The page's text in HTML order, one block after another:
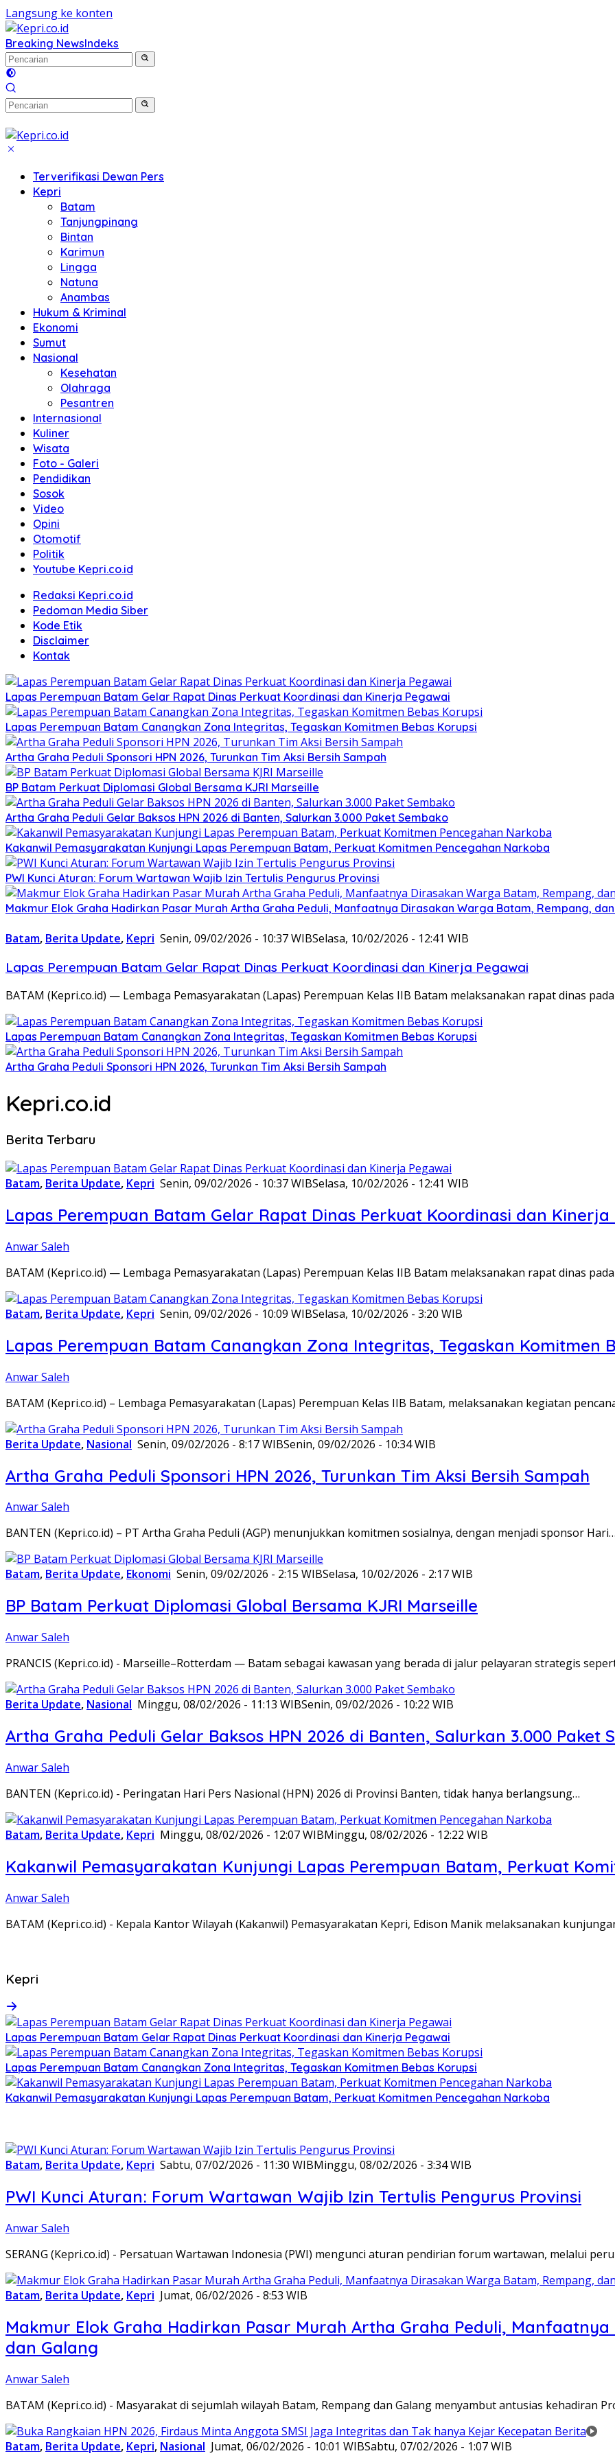
Langsung ke konten
Breaking NewsIndeks
Terverifikasi Dewan Pers
Kepri
Batam
Tanjungpinang
Bintan
Karimun
Lingga
Natuna
Anambas
Hukum & Kriminal
Ekonomi
Sumut
Nasional
Kesehatan
Olahraga
Pesantren
Internasional
Kuliner
Wisata
Foto - Galeri
Pendidikan
Sosok
Video
Opini
Otomotif
Politik
Youtube Kepri.co.id
Redaksi Kepri.co.id
Pedoman Media Siber
Kode Etik
Disclaimer
Kontak
Lapas Perempuan Batam Gelar Rapat Dinas Perkuat Koordinasi dan Kinerja Pegawai
Lapas Perempuan Batam Canangkan Zona Integritas, Tegaskan Komitmen Bebas Korupsi
Artha Graha Peduli Sponsori HPN 2026, Turunkan Tim Aksi Bersih Sampah
BP Batam Perkuat Diplomasi Global Bersama KJRI Marseille
Artha Graha Peduli Gelar Baksos HPN 2026 di Banten, Salurkan 3.000 Paket Sembako
Kakanwil Pemasyarakatan Kunjungi Lapas Perempuan Batam, Perkuat Komitmen Pencegahan Narkoba
PWI Kunci Aturan: Forum Wartawan Wajib Izin Tertulis Pengurus Provinsi
Makmur Elok Graha Hadirkan Pasar Murah Artha Graha Peduli, Manfaatnya Dirasakan Warga Batam, Rempang,
Batam, Berita Update, Kepri Senin, 09/02/2026 - 10:37 WIBSelasa, 10/02/2026 - 12:41 WIB
Lapas Perempuan Batam Gelar Rapat Dinas Perkuat Koordinasi dan Kinerja Pegawai
BATAM (Kepri.co.id) — Lembaga Pemasyarakatan (Lapas) Perempuan Kelas IIB Batam melaksanakan rapat dinas
Lapas Perempuan Batam Canangkan Zona Integritas, Tegaskan Komitmen Bebas Korupsi
Artha Graha Peduli Sponsori HPN 2026, Turunkan Tim Aksi Bersih Sampah
Kepri.co.id
Berita Terbaru
Batam, Berita Update, Kepri Senin, 09/02/2026 - 10:37 WIBSelasa, 10/02/2026 - 12:41 WIB
Lapas Perempuan Batam Gelar Rapat Dinas Perkuat Koordinasi dan Kinerja
Anwar Saleh
BATAM (Kepri.co.id) — Lembaga Pemasyarakatan (Lapas) Perempuan Kelas IIB Batam melaksanakan rapat dinas
Batam, Berita Update, Kepri Senin, 09/02/2026 - 10:09 WIBSelasa, 10/02/2026 - 3:20 WIB
Lapas Perempuan Batam Canangkan Zona Integritas, Tegaskan Komitmen
Anwar Saleh
BATAM (Kepri.co.id) – Lembaga Pemasyarakatan (Lapas) Perempuan Kelas IIB Batam, melaksanakan kegiatan
Berita Update, Nasional Senin, 09/02/2026 - 8:17 WIBSenin, 09/02/2026 - 10:34 WIB
Artha Graha Peduli Sponsori HPN 2026, Turunkan Tim Aksi Bersih Sampah
Anwar Saleh
BANTEN (Kepri.co.id) – PT Artha Graha Peduli (AGP) menunjukkan komitmen sosialnya, dengan menjadi sponsor Hari…
Batam, Berita Update, Ekonomi Senin, 09/02/2026 - 2:15 WIBSelasa, 10/02/2026 - 2:17 WIB
BP Batam Perkuat Diplomasi Global Bersama KJRI Marseille
Anwar Saleh
PRANCIS (Kepri.co.id) - Marseille–Rotterdam — Batam sebagai kawasan yang berada di jalur pelayaran strategis
Berita Update, Nasional Minggu, 08/02/2026 - 11:13 WIBSenin, 09/02/2026 - 10:22 WIB
Artha Graha Peduli Gelar Baksos HPN 2026 di Banten, Salurkan 3.000 Paket
Anwar Saleh
BANTEN (Kepri.co.id) - Peringatan Hari Pers Nasional (HPN) 2026 di Provinsi Banten, tidak hanya berlangsung…
Batam, Berita Update, Kepri Minggu, 08/02/2026 - 12:07 WIBMinggu, 08/02/2026 - 12:22 WIB
Kakanwil Pemasyarakatan Kunjungi Lapas Perempuan Batam, Perkuat
Anwar Saleh
BATAM (Kepri.co.id) - Kepala Kantor Wilayah (Kakanwil) Pemasyarakatan Kepri, Edison Manik melaksanakan
Kepri
Lapas Perempuan Batam Gelar Rapat Dinas Perkuat Koordinasi dan Kinerja Pegawai
Lapas Perempuan Batam Canangkan Zona Integritas, Tegaskan Komitmen Bebas Korupsi
Kakanwil Pemasyarakatan Kunjungi Lapas Perempuan Batam, Perkuat Komitmen Pencegahan Narkoba
Batam, Berita Update, Kepri Sabtu, 07/02/2026 - 11:30 WIBMinggu, 08/02/2026 - 3:34 WIB
PWI Kunci Aturan: Forum Wartawan Wajib Izin Tertulis Pengurus Provinsi
Anwar Saleh
SERANG (Kepri.co.id) - Persatuan Wartawan Indonesia (PWI) mengunci aturan pendirian forum wartawan, melalui
Batam, Berita Update, Kepri Jumat, 06/02/2026 - 8:53 WIB
Makmur Elok Graha Hadirkan Pasar Murah Artha Graha Peduli,
dan Galang
Anwar Saleh
BATAM (Kepri.co.id) - Masyarakat di sejumlah wilayah Batam, Rempang dan Galang menyambut antusias kehadiran
Batam, Berita Update, Kepri, Nasional Jumat, 06/02/2026 - 10:01 WIBSabtu, 07/02/2026 - 1:07 WIB